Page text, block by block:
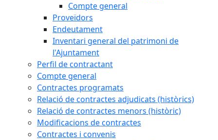
Compte general
Proveïdors
Endeutament
Inventari general del patrimoni de
l'Ajuntament
Perfil de contractant
Compte general
Contractes programats
Relació de contractes adjudicats (històrics)
Relació de contractes menors (històric)
Modificacions de contractes
Contractes i convenis